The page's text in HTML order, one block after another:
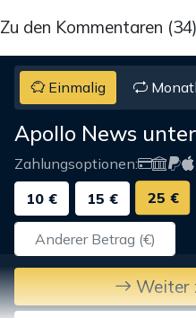
Zu den Kommentaren (34)
Einmalig
Apollo News
Zahlungsoptionen:
10 €
15 € 25 €
Weiter